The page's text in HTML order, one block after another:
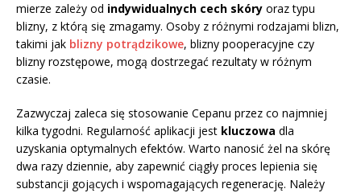
mierze zależy od indywidualnych cech skóry oraz typu
blizny, z którą się zmagamy. Osoby z różnymi rodzajami blizn,
takimi jak blizny potrądzikowe, blizny pooperacyjne czy
blizny rozstępowe, mogą dostrzegać rezultaty w różnym
czasie.
Zazwyczaj zaleca się stosowanie Cepanu przez co najmniej
kilka tygodni. Regularność aplikacji jest kluczowa dla
uzyskania optymalnych efektów. Warto nanosić żel na skórę
dwa razy dziennie, aby zapewnić ciągły proces lepienia się
substancji gojących i wspomagających regenerację. Należy